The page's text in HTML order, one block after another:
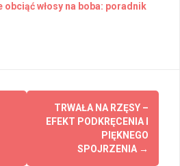
włosy na boba: poradnik
TRWAŁA NA RZĘSY –
EFEKT PODKRĘCENIA I
PIĘKNEGO
SPOJRZENIA →